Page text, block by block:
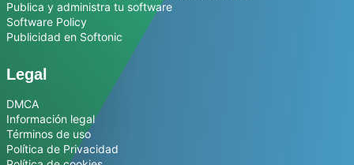
Publica y administra tu software
Software Policy
Publicidad en Softonic
Legal
DMCA
Información legal
Términos de uso
Política de Privacidad